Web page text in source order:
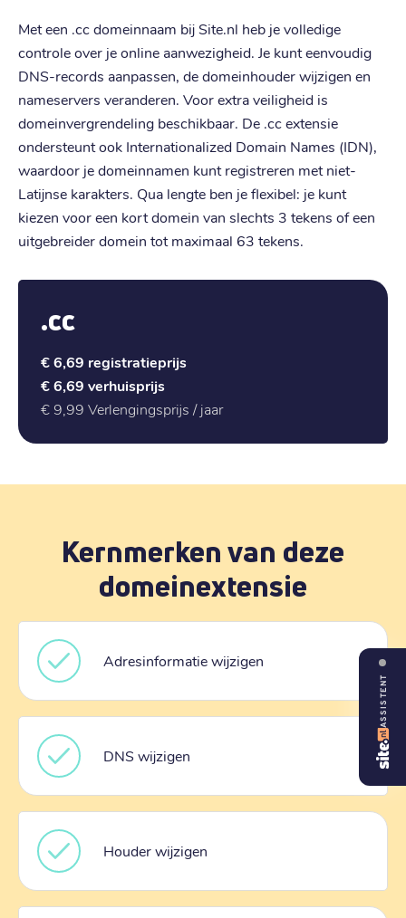
Met een .cc domeinnaam bij Site.nl heb je volledige
controle over je online aanwezigheid. Je kunt eenvoudig
DNS-records aanpassen, de domeinhouder wijzigen en
nameservers veranderen. Voor extra veiligheid is
domeinvergrendeling beschikbaar. De .cc extensie
ondersteunt ook Internationalized Domain Names (IDN),
waardoor je domeinnamen kunt registreren met niet-
Latijnse karakters. Qua lengte ben je flexibel: je kunt
kiezen voor een kort domein van slechts 3 tekens of een
uitgebreider domein tot maximaal 63 tekens.
.cc
€ 6,69 registratieprijs
€ 6,69 verhuisprijs
€ 9,99 Verlengingsprijs / jaar
Kernmerken van deze
domeinextensie
Adresinformatie wijzigen
DNS wijzigen
Houder wijzigen
ASSISTENT